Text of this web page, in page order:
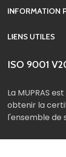
INFORMATION
LIENS UTILES
ISO 9001
La MUPRAS
obtenir la
l'ensemble de